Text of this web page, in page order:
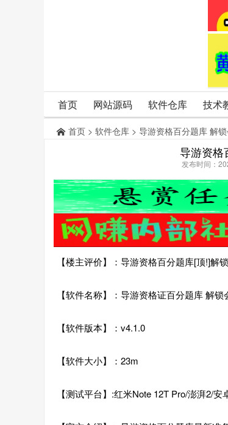
首页 网站源码 软件仓库 技术
首页 > 软件仓库 > 导游资格百分题库 解
导游资格
发布时间：
【楼主评价】：导游资格百分题库[顶!]解
【软件名称】：导游资格证百分题库 解锁
【软件版本】：v4.1.0
【软件大小】：23m
【测试平台】:红米Note 12T Pro/澎湃2/安